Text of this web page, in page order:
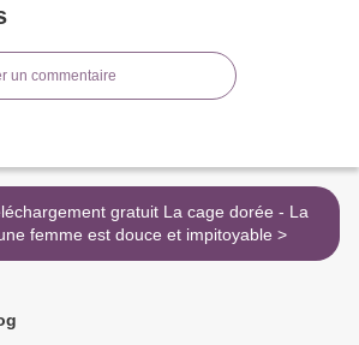
un commentaire
gratuit La cage dorée - La
vengeance d'une femme est douce et impitoyable >